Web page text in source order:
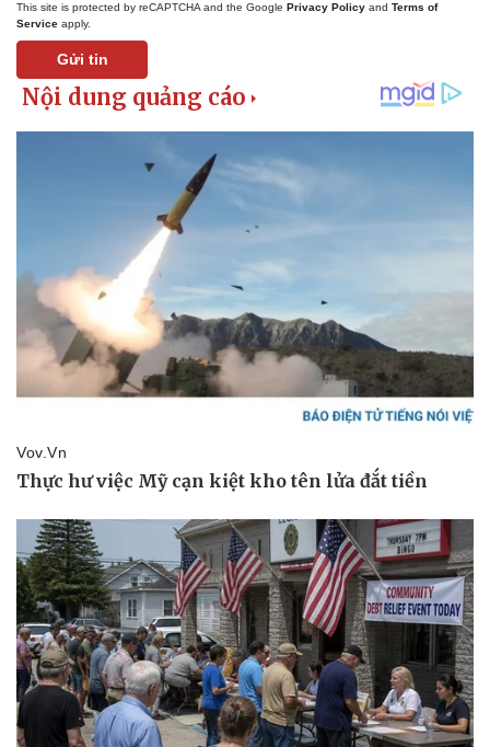
Doanh nghiệp
Thông tin doanh nghiệp
Doanh nghiệp 24h
Doanh nhân
Vì cộng đồng
Công nghệ
Sành điệu
Tin Công nghệ
Trải nghiệm
Chuyển đổi số
This site is protected by reCAPTCHA and the Google Privacy Policy and Terms of
Service apply.
Gửi tin